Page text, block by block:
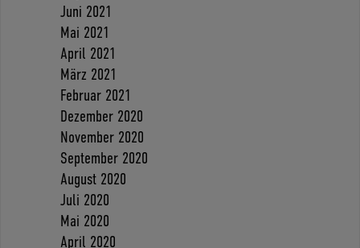
Juni 2021
Mai 2021
April 2021
März 2021
Februar 2021
Dezember 2020
November 2020
September 2020
August 2020
Juli 2020
Mai 2020
April 2020